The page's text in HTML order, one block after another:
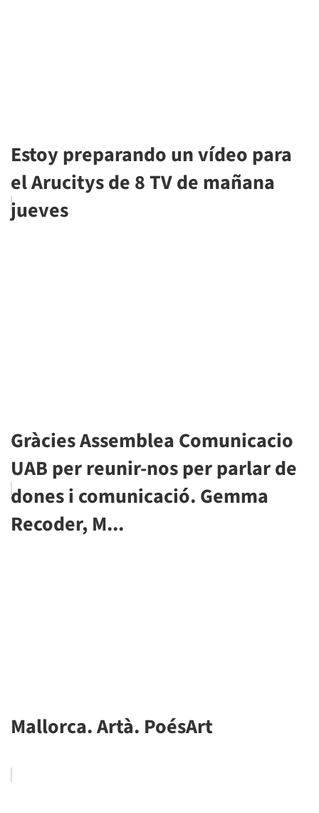
Estoy preparando un vídeo para
el Arucitys de 8 TV de mañana
jueves
Gràcies Assemblea Comunicacio
UAB per reunir-nos per parlar de
dones i comunicació. Gemma
Recoder, M...
Mallorca. Artà. PoésArt